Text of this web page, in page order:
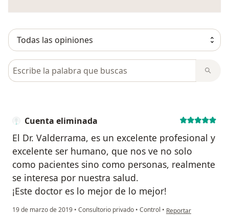
Busca en opiniones
Cuenta eliminada
El Dr. Valderrama, es un excelente profesional y
excelente ser humano, que nos ve no solo
como pacientes sino como personas, realmente
se interesa por nuestra salud.
¡Este doctor es lo mejor de lo mejor!
19 de marzo de 2019 • Consultorio privado • Control • en opinión del
Reportar